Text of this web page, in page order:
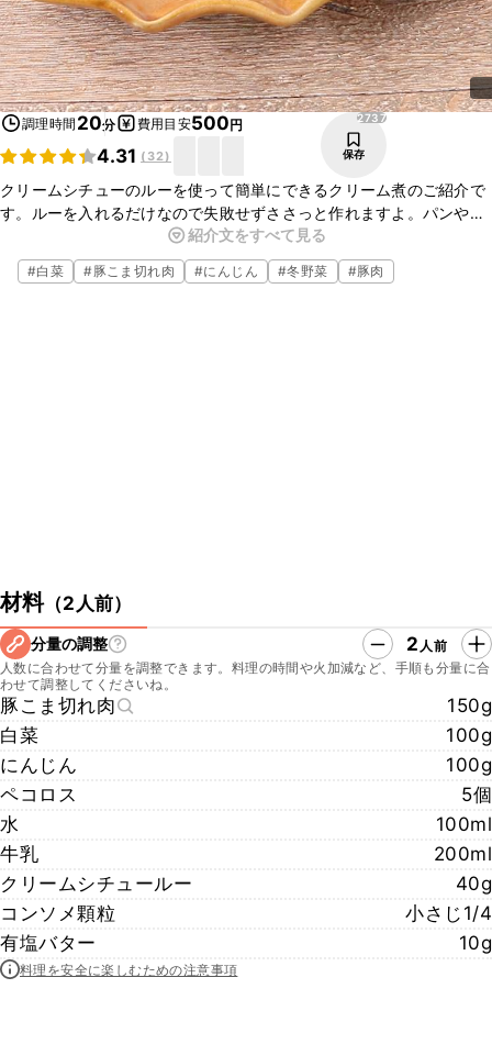
調理時間 20分 費用目安500円
4.31 ( 32)
2737
保存
クリームシチューのルーを使って簡単にできるクリーム煮のご紹介で
す。ルーを入れるだけなので失敗せずささっと作れますよ。パンやパ
スタにはもちろん、お酒のお供にも最適です。お好きな具材を入れて
アレンジしてもお楽しみいただけますので、ぜひお試しください。
紹介文をすべて見る
#白菜 #豚こま切れ肉 #にんじん #冬野菜 #豚肉
材料（2人前）
分量の調整 2 人前
人数に合わせて分量を調整できます。料理の時間や火加減など、手順も分量に合
わせて調整してくださいね。
豚こま切れ肉
150g
白菜
100g
にんじん
100g
ペコロス
5個
水
100ml
牛乳
200ml
クリームシチュールー
40g
コンソメ顆粒
小さじ1/4
有塩バター
10g
料理を安全に楽しむための注意事項